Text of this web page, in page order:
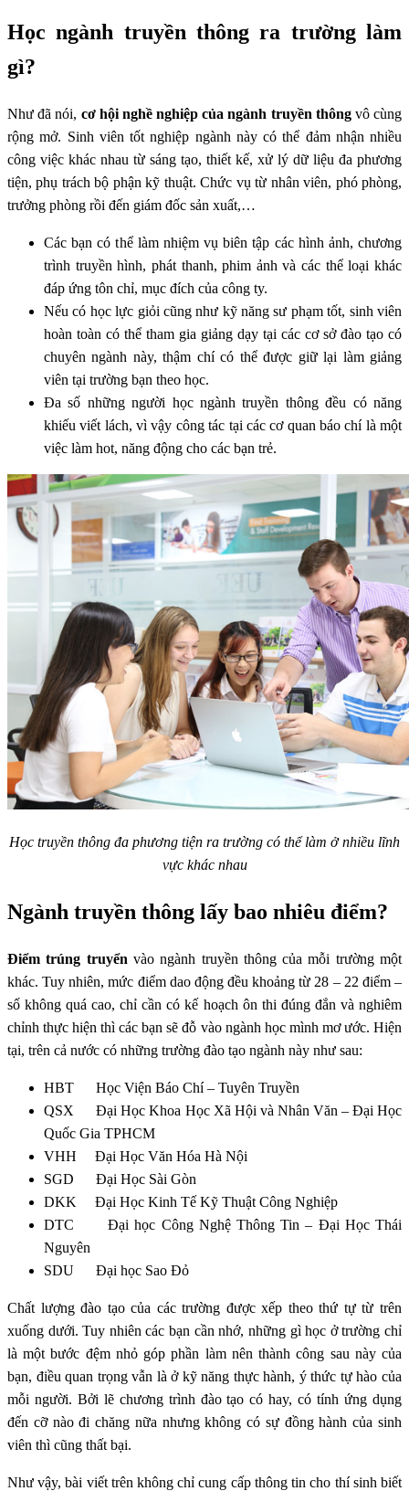
Học ngành truyền thông ra trường làm
gì?
Như đã nói, cơ hội nghề nghiệp của ngành truyền thôngvô cùng
rộng mở. Sinh viên tốt nghiệp ngành này có thể đảm nhận nhiều
công việc khác nhau từ sáng tạo, thiết kế, xử lý dữ liệu đa phương
tiện, phụ trách bộ phận kỹ thuật. Chức vụ từ nhân viên, phó phòng,
trưởng phòng rồi đến giám đốc sản xuất,…
Các bạn có thể làm nhiệm vụ biên tập các hình ảnh, chương
trình truyền hình, phát thanh, phim ảnh và các thể loại khác
đáp ứng tôn chỉ, mục đích của công ty.
Nếu có học lực giỏi cũng như kỹ năng sư phạm tốt, sinh viên
hoàn toàn có thể tham gia giảng dạy tại các cơ sở đào tạo có
chuyên ngành này, thậm chí có thể được giữ lại làm giảng
viên tại trường bạn theo học.
Đa số những người học ngành truyền thông đều có năng
khiếu viết lách, vì vậy công tác tại các cơ quan báo chí là một
việc làm hot, năng động cho các bạn trẻ.
Học truyền thông đa phương tiện ra trường có thể làm ở nhiều lĩnh
vực khác nhau
Ngành truyền thông lấy bao nhiêu điểm?
Điểm trúng truyển vào ngành truyền thông của mỗi trường một
khác. Tuy nhiên, mức điểm dao động đều khoảng từ 28 – 22 điểm –
số không quá cao, chỉ cần có kế hoạch ôn thi đúng đắn và nghiêm
chỉnh thực hiện thì các bạn sẽ đỗ vào ngành học mình mơ ước. Hiện
tại, trên cả nước có những trường đào tạo ngành này như sau:
HBT Học Viện Báo Chí – Tuyên Truyền
QSX Đại Học Khoa Học Xã Hội và Nhân Văn – Đại Học
Quốc Gia TPHCM
VHH Đại Học Văn Hóa Hà Nội
SGD Đại Học Sài Gòn
DKK Đại Học Kinh Tế Kỹ Thuật Công Nghiệp
DTC Đại học Công Nghệ Thông Tin – Đại Học Thái
Nguyên
SDU Đại học Sao Đỏ
Chất lượng đào tạo của các trường được xếp theo thứ tự từ trên
xuống dưới. Tuy nhiên các bạn cần nhớ, những gì học ở trường chỉ
là một bước đệm nhỏ góp phần làm nên thành công sau này của
bạn, điều quan trọng vẫn là ở kỹ năng thực hành, ý thức tự hào của
mỗi người. Bởi lẽ chương trình đào tạo có hay, có tính ứng dụng
đến cỡ nào đi chăng nữa nhưng không có sự đồng hành của sinh
viên thì cũng thất bại.
Như vậy, bài viết trên không chỉ cung cấp thông tin cho thí sinh biết